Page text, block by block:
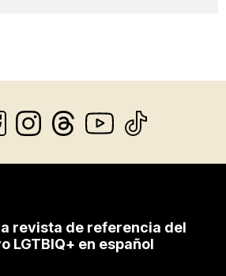
revista de referencia del
LGTBIQ+ en español